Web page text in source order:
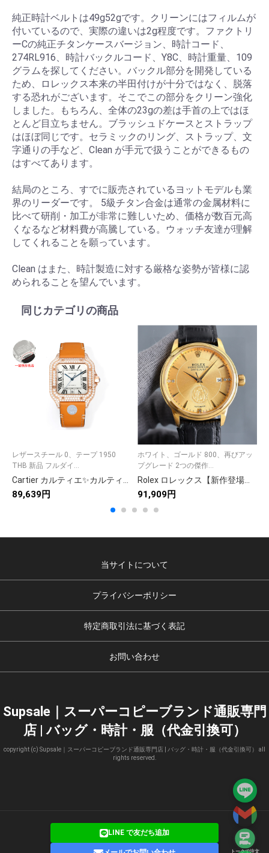
純正時計ベルトは49g52gです。クリーンにはフィルムが
付いているので、実際の違いは2g程度です。ファクトリ
ーCの純正チタンケースバージョン、時計コード、
274RL916、時計バックルコード、Y8C、時計重量、109
グラムを探してください。バックル部分を開発している
ため、ロレックス本来の半田付けが十分ではなく、脱落
する恐れがございます。そこでこの部分をクリーン強化
しました。もちろん、全体の23gの差は手首の上ではほ
とんど目立ちません。ブラッシュドケースとストラップ
はほぼ同じです。セラミックのリング、ストラップ、文
字通りの手など、Clean が手元で扱うことができるもの
はすべてあります。
結局のところ、すでに販売されているヨットモデルも業
界のリーダーです。 5級チタン合金は通常の金属材料に
比べて研削・加工が非常に難しいため、価格が数百元高
くなるなど材料費が高騰している。ウォッチ友達が理解
してくれることを願っています。
Clean はまた、時計製造に対する厳格な姿勢が皆様に認
められることを望んでいます。
トークで注文
同じカテゴリの商品
レザースチール 0、テープ 1950
THB 新品 フルダイ...
Cartier カルティエ✨カルティエ 時計 レディース✨ ローズゴールド 人気モデル💎 ラグジュアリー 高級腕時計⌚ ギフト🎁 9点画像付き
89,639円
ホワイト、ゴールド 800、再びアッ
プグレード 2つの傑作...
Rolex ロレックス【新作登場】171 高品質アイテム✨ 9点画像付きで安心🎵 人気急上昇🔥 お得な限定品🛍️ 今すぐチェック💫
91,909円
当サイトについて
プライバシーポリシー
特定商取引法に基づく表記
お問い合わせ
Supsale｜スーパーコピーブランド通販専門
店 | バッグ・時計・服（代金引換可）
copyright (c) Supsale｜スーパーコピーブランド通販専門店 | バッグ・時計・服（代金引換可） all
rights reserved.
LINE で友だち追加